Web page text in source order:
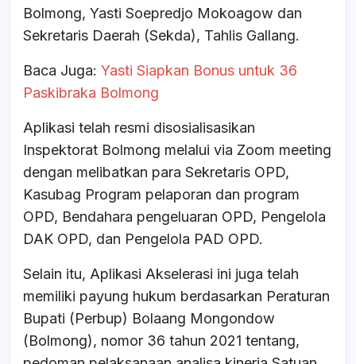
Bolmong, Yasti Soepredjo Mokoagow dan
Sekretaris Daerah (Sekda), Tahlis Gallang.
Baca Juga: Yasti Siapkan Bonus untuk 36
Paskibraka Bolmong
Aplikasi telah resmi disosialisasikan
Inspektorat Bolmong melalui via Zoom meeting
dengan melibatkan para Sekretaris OPD,
Kasubag Program pelaporan dan program
OPD, Bendahara pengeluaran OPD, Pengelola
DAK OPD, dan Pengelola PAD OPD.
Selain itu, Aplikasi Akselerasi ini juga telah
memiliki payung hukum berdasarkan Peraturan
Bupati (Perbup) Bolaang Mongondow
(Bolmong), nomor 36 tahun 2021 tentang,